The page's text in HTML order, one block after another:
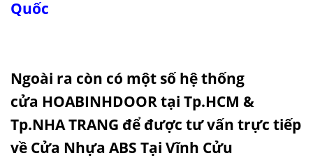
Quốc
Ngoài ra còn có một số hệ thống
cửa HOABINHDOOR tại Tp.HCM &
Tp.NHA TRANG để được tư vấn trực tiếp
về Cửa Nhựa ABS Tại Vĩnh Cửu